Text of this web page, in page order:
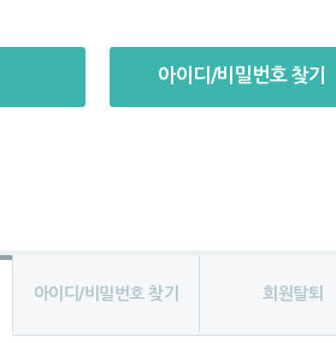
아이디/비밀번호 찾기
아이디/비밀번호 찾기 회원탈퇴